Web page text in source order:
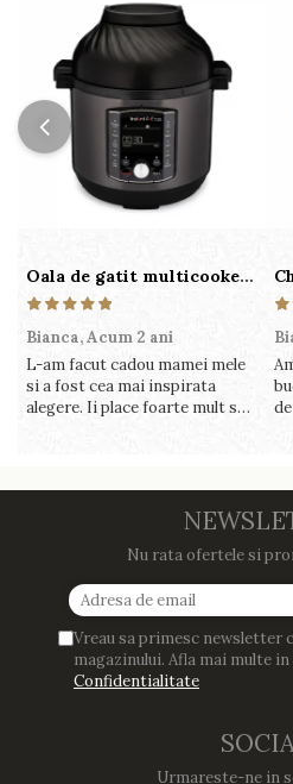
Oala de gatit multicooker 11 functii Instant Pot Pro Crisp 8 + Air Fryer 7.6 lt
Bianca,Acum 2 ani
L-am facut cadou mamei mele
si a fost cea mai inspirata
alegere. Ii place foarte mult sa
gandesc serios sa imi cumpar
si eu! Recomand mult !
Nu rata ofertele si
Vreau sa primesc newsletter
magazinului. Afla mai multe in
Confidentialitate
Urmareste-ne in